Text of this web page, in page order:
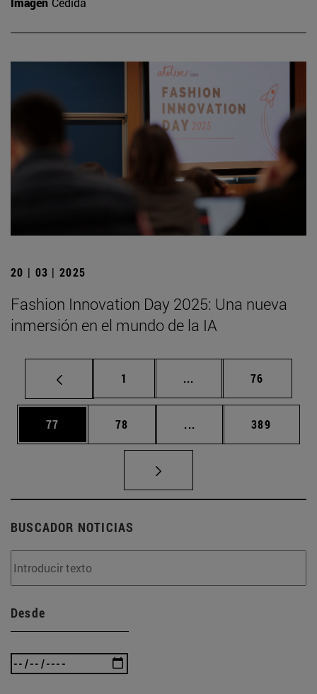
20 | 03 | 2025
Fashion Innovation Day 2025: Una nueva
inmersión en el mundo de la IA
Página
1 ... Páginas intermedias
Página
76
Página
77 Página
78 ... Páginas intermedias
Página
389
BUSCADOR NOTICIAS
Desde